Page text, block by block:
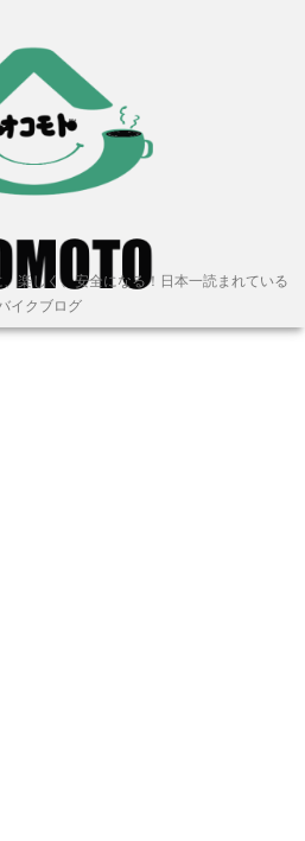
楽しく、安全になる！日本一読まれている
イクブログ